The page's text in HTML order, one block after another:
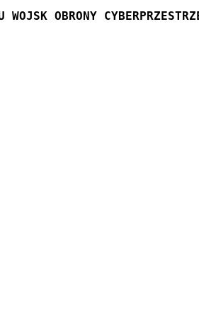
WOJSK OBRONY